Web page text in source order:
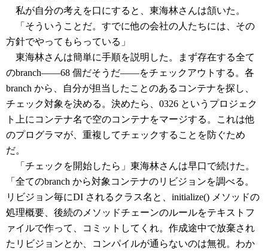
私が自分の考えを口にすると、東海林さんは頷いた。
「そういうことだ。すでに他の会社の人たちには、その
方針でやってもらっている」
東海林さんは簡単に手順を説明した。まず存在する全て
のbranch――68 個だそうだ――をチェックアウトする。各
branch から、自分が担当したことのあるコンテナを探し、
チェック対象を決める。決めたら、0326 というプロジェク
ト上にコンテナ名で空のコンテナをマージする。これは他
のプログラマが、重複してチェックすることを防ぐため
だ。
「チェックを開始したら」東海林さんは早口で続けた。
「全てのbranch から対象コンテナのリビジョンを調べる。
リビジョン毎にDI されるクラス名と、initialize() メソッドの
処理概要、後続のメソッドチェーンのルールをテキストフ
ァイルで作って、コミットしてくれ。作成途中で放棄され
たリビジョンとか、コンパイルが通らないのは無視。わか